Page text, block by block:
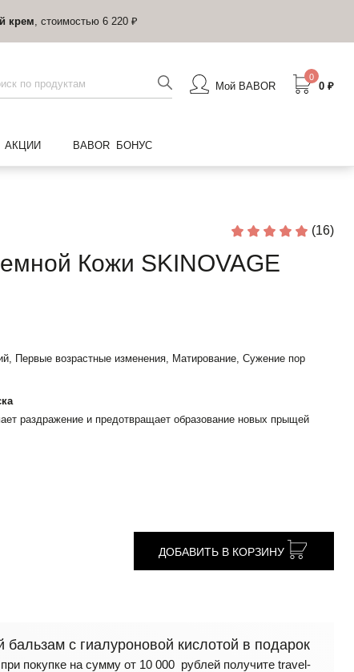
крем , стоимостью 6 220 ₽
Мой BABOR
0
0 ₽
АКЦИИ BABOR БОНУС
(16)
Кожи SKINOVAGE
Первые возрастные изменения, Матирование, Сужение пор
раздражение и предотвращает образование новых прыщей
ДОБАВИТЬ В КОРЗИНУ
с гиалуроновой кислотой в подарок
покупке на сумму от 10 000 рублей получите travel-